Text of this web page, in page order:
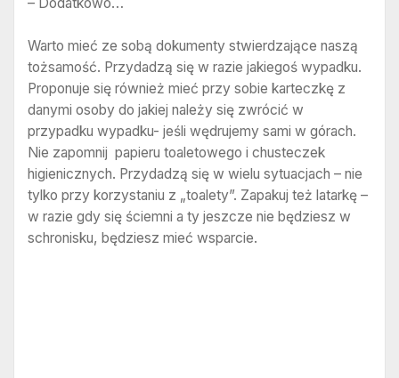
Warto mieć ze sobą dokumenty stwierdzające naszą
tożsamość. Przydadzą się w razie jakiegoś wypadku.
Proponuje się również mieć przy sobie karteczkę z
danymi osoby do jakiej należy się zwrócić w
przypadku wypadku- jeśli wędrujemy sami w górach.
Nie zapomnij papieru toaletowego i chusteczek
higienicznych. Przydadzą się w wielu sytuacjach – nie
tylko przy korzystaniu z „toalety”. Zapakuj też latarkę –
w razie gdy się ściemni a ty jeszcze nie będziesz w
schronisku, będziesz mieć wsparcie.